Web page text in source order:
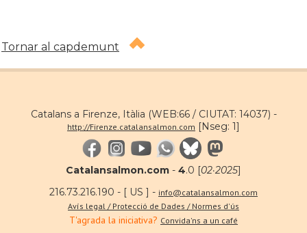
Tornar al capdemunt
Catalans a Firenze, Itàlia (WEB:66 / CIUTAT: 14037) -
http://Firenze.catalansalmon.com [Nseg: 1]
Catalansalmon.com - 4.0 [02·2025]
216.73.216.190 - [ US ] - info@catalansalmon.com
Avís legal / Protecció de Dades / Normes d'ús
T'agrada la iniciativa? Convida'ns a un café